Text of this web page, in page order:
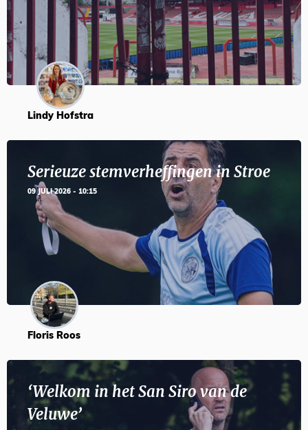
Lindy Hofstra
Serieuze stemverheffingen in Stroe
09 JULI 2026 - 10:15
Floris Roos
‘Welkom in het San Siro van de
Veluwe’